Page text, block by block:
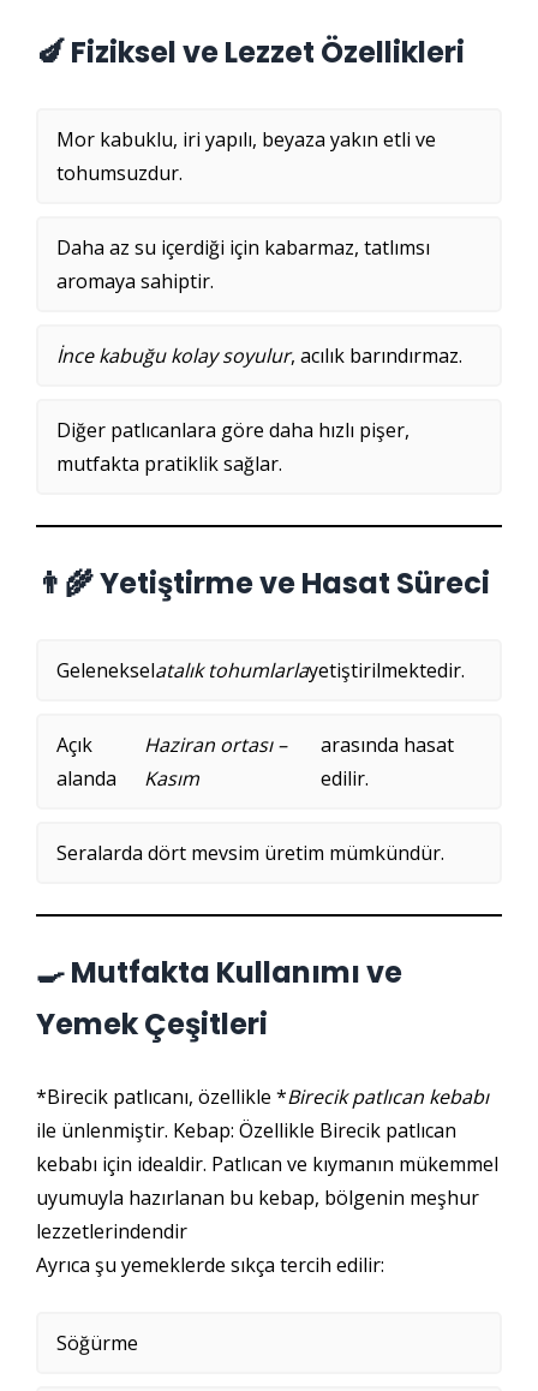
🍆 Fiziksel ve Lezzet Özellikleri
Mor kabuklu, iri yapılı, beyaza yakın etli ve
tohumsuzdur.
Daha az su içerdiği için kabarmaz, tatlımsı
aromaya sahiptir.
İnce kabuğu kolay soyulur, acılık barındırmaz.
Diğer patlıcanlara göre daha hızlı pişer,
mutfakta pratiklik sağlar.
👨‍🌾 Yetiştirme ve Hasat Süreci
Gelenekselatalık tohumlarlayetiştirilmektedir.
Açık
alanda
Haziran ortası –
Kasım
arasında hasat
edilir.
Seralarda dört mevsim üretim mümkündür.
🍳 Mutfakta Kullanımı ve
Yemek Çeşitleri
*Birecik patlıcanı, özellikle *Birecik patlıcan kebabı
ile ünlenmiştir. Kebap: Özellikle Birecik patlıcan
kebabı için idealdir. Patlıcan ve kıymanın mükemmel
uyumuyla hazırlanan bu kebap, bölgenin meşhur
lezzetlerindendir
Ayrıca şu yemeklerde sıkça tercih edilir:
Söğürme